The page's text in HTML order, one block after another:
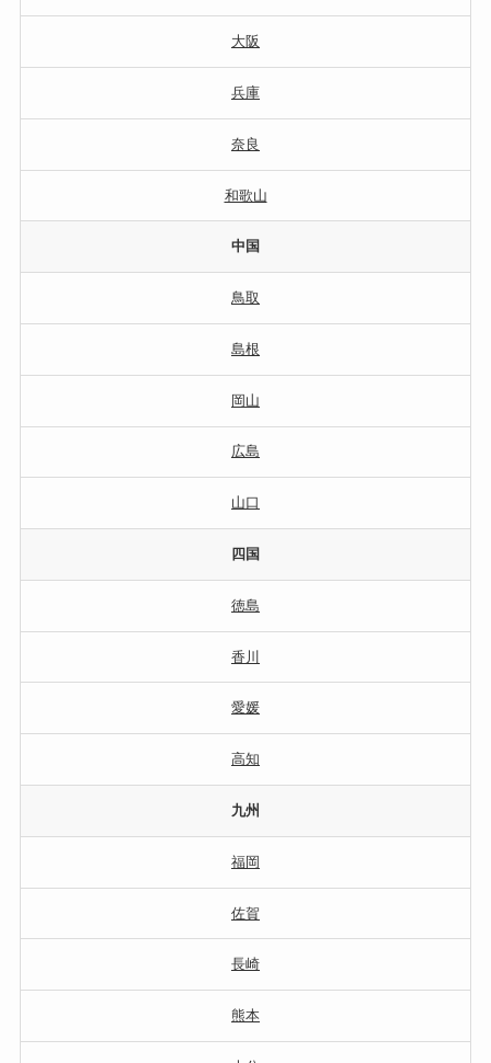
大阪
兵庫
奈良
和歌山
中国
鳥取
島根
岡山
広島
山口
四国
徳島
香川
愛媛
高知
九州
福岡
佐賀
長崎
熊本